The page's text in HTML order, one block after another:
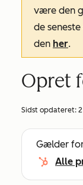
være den
de
den her.
Opret
Sidst opdateret:
Gælder
Alle